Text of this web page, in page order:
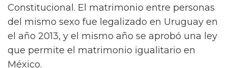
Constitucional. El matrimonio entre personas
del mismo sexo fue legalizado en Uruguay en
el año 2013, y el mismo año se aprobó una ley
que permite el matrimonio igualitario en
México.